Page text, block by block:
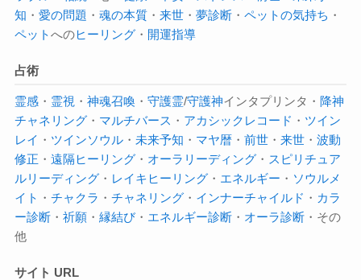
知 ・ 愛の問題 ・ 魂の本質・ 来世・ 夢診断・ ペットの気持ち ・
ペットへのヒーリング・ 開運指導
占術
霊感・ 霊視 ・ 神魂召喚 ・ 守護霊/守護神インタプリンタ・ 降神
チャネリング・ マルチバース ・ アカシックレコード ・ ツイン
レイ ・ ツインソウル・ 未来予知 ・ マヤ暦・ 前世・ 来世・ 波動
修正 ・ 遠隔ヒーリング・ オーラ リーディング・ スピリチュア
ルリーディング・ レイキヒーリング・ エネルギー ・ ソウルメ
イト ・ チャクラ ・ チャネリング・ インナーチャイルド ・ カラ
ー診断・ 祈願・ 縁結び・ エネルギー診断・ オーラ診断・その
他
サイト URL